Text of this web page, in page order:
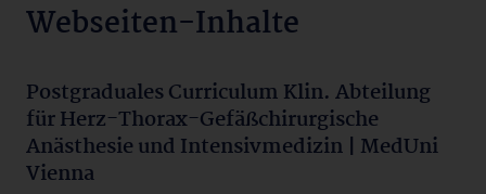
Webseiten-Inhalte
Postgraduales Curriculum Klin. Abteilung
für Herz-Thorax-Gefäßchirurgische
Anästhesie und Intensivmedizin | MedUni
Vienna